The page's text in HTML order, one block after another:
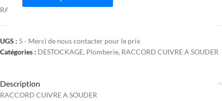
RACCORD CUIVRE A SOUDER
UGS : 5 - Merci de nous contacter pour le prix
Catégories : DESTOCKAGE, Plomberie, RACCORD CUIVRE A SOUDER
Description
RACCORD CUIVRE A SOUDER